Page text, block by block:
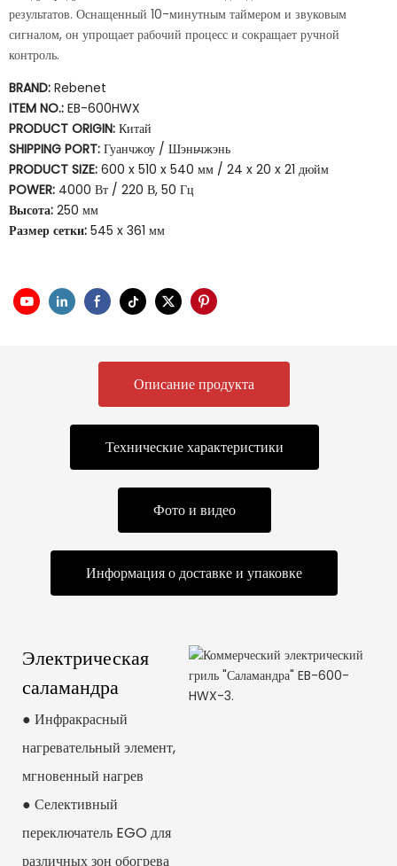
результатов. Оснащенный 10-минутным таймером и звуковым
сигналом, он упрощает рабочий процесс и сокращает ручной
контроль.
BRAND: Rebenet
ITEM NO.: EB-600HWX
PRODUCT ORIGIN: Китай
SHIPPING PORT: Гуанчжоу / Шэньчжэнь
PRODUCT SIZE: 600 x 510 x 540 мм / 24 x 20 x 21 дюйм
POWER: 4000 Вт / 220 В, 50 Гц
Высота: 250 мм
Размер сетки: 545 x 361 мм
Описание продукта
Технические характеристики
Фото и видео
Информация о доставке и упаковке
Электрическая
саламандра
● Инфракрасный
нагревательный элемент,
мгновенный нагрев
● Селективный
переключатель EGO для
различных зон обогрева